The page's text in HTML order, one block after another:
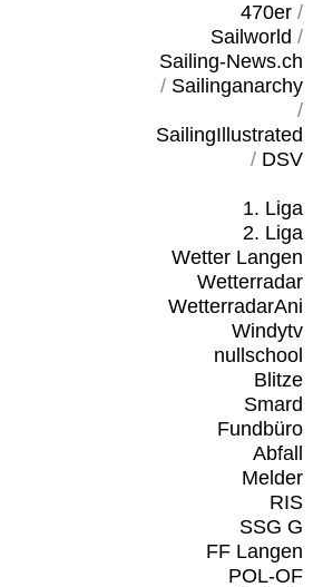
470er/
Sailworld /
Sailing-News.ch
/ Sailinganarchy
/
SailingIllustrated
/ DSV
1. Liga
2. Liga
Wetter Langen
Wetterradar
WetterradarAni
Windytv
nullschool
Blitze
Smard
Fundbüro
Abfall
Melder
RIS
SSG G
FF Langen
POL-OF